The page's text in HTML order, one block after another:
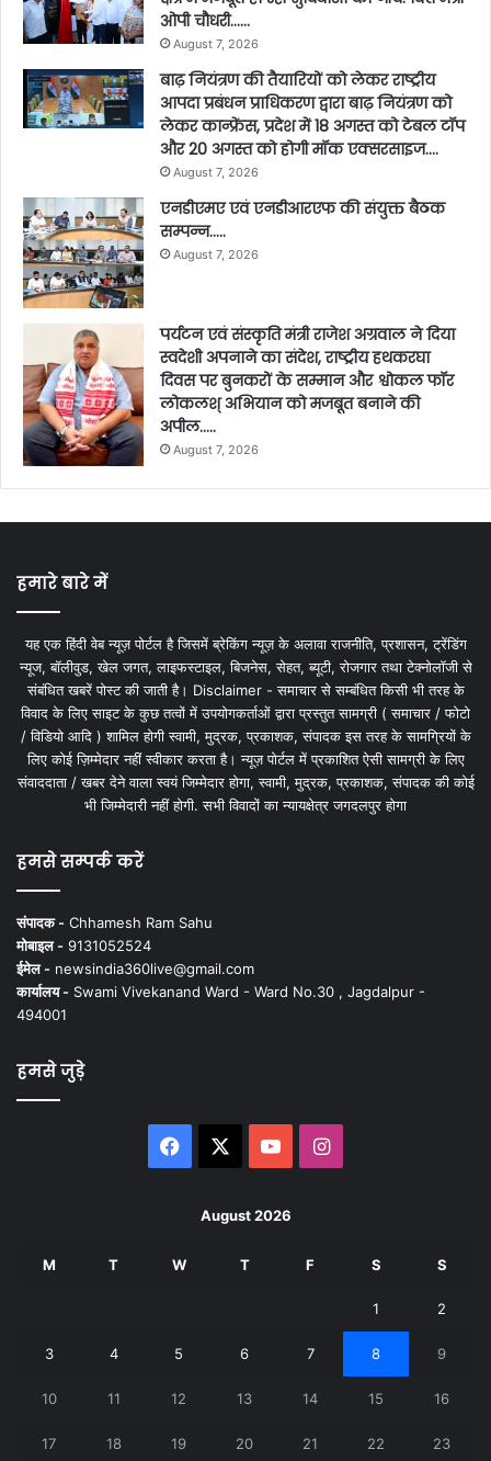
ओपी चौधरी……
August 7, 2026
बाढ़ नियंत्रण की तैयारियों को लेकर राष्ट्रीय
आपदा प्रबंधन प्राधिकरण द्वारा बाढ़ नियंत्रण को
लेकर कान्फ्रेंस, प्रदेश में 18 अगस्त को टेबल टॉप
और 20 अगस्त को होगी मॉक एक्सरसाइज….
August 7, 2026
एनडीएमए एवं एनडीआरएफ की संयुक्त बैठक
सम्पन्न…..
August 7, 2026
पर्यटन एवं संस्कृति मंत्री राजेश अग्रवाल ने दिया
स्वदेशी अपनाने का संदेश, राष्ट्रीय हथकरघा
दिवस पर बुनकरों के सम्मान और श्वोकल फॉर
लोकलश् अभियान को मजबूत बनाने की
अपील…..
August 7, 2026
हमारे बारे में
यह एक हिंदी वेब न्यूज़ पोर्टल है जिसमें ब्रेकिंग न्यूज़ के अलावा राजनीति, प्रशासन, ट्रेंडिंग
न्यूज, बॉलीवुड, खेल जगत, लाइफस्टाइल, बिजनेस, सेहत, ब्यूटी, रोजगार तथा टेक्नोलॉजी से
संबंधित खबरें पोस्ट की जाती है। Disclaimer - समाचार से सम्बंधित किसी भी तरह के
विवाद के लिए साइट के कुछ तत्वों में उपयोगकर्ताओं द्वारा प्रस्तुत सामग्री ( समाचार / फोटो
/ विडियो आदि ) शामिल होगी स्वामी, मुद्रक, प्रकाशक, संपादक इस तरह के सामग्रियों के
लिए कोई ज़िम्मेदार नहीं स्वीकार करता है। न्यूज़ पोर्टल में प्रकाशित ऐसी सामग्री के लिए
संवाददाता / खबर देने वाला स्वयं जिम्मेदार होगा, स्वामी, मुद्रक, प्रकाशक, संपादक की कोई
भी जिम्मेदारी नहीं होगी. सभी विवादों का न्यायक्षेत्र जगदलपुर होगा
हमसे सम्पर्क करें
संपादक - Chhamesh Ram Sahu
मोबाइल - 9131052524
ईमेल - newsindia360live@gmail.com
कार्यालय - Swami Vivekanand Ward - Ward No.30 , Jagdalpur -
494001
हमसे जुड़े
Facebook YouTubeInstagram
August 2026
M T W T F S S
1 2
3 4 5 6 7 8 9
10 11 12 13 14 15 16
17 18 19 20 21 22 23